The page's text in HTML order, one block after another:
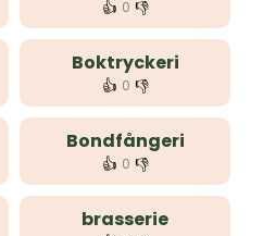
👍 0 👎
Boktryckeri
👍 0 👎
Bondfångeri
👍 0 👎
brasserie